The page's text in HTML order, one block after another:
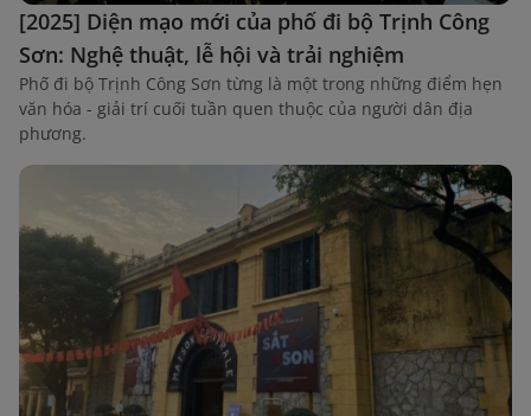
[2025] Diện mạo mới của phố đi bộ Trịnh Công
Sơn: Nghệ thuật, lễ hội và trải nghiệm
Phố đi bộ Trịnh Công Sơn từng là một trong những điểm hẹn
văn hóa - giải trí cuối tuần quen thuộc của người dân địa
phương.